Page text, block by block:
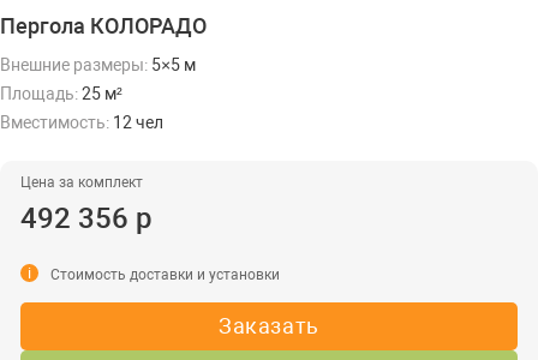
Пергола КОЛОРАДО
Внешние размеры: 5×5 м
Площадь:25 м²
Вместимость: 12 чел
Цена за комплект
492 356 р
Заказать
i Стоимость доставки и установки